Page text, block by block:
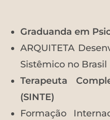
Graduanda em
ARQUITETA
Sistêmico no Brasil
Terapeuta
(SINTE)
Formação